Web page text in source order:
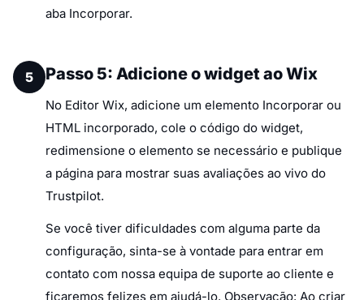
aba Incorporar.
5 Passo 5: Adicione o widget ao Wix
No Editor Wix, adicione um elemento Incorporar ou
HTML incorporado, cole o código do widget,
redimensione o elemento se necessário e publique
a página para mostrar suas avaliações ao vivo do
Trustpilot.
Se você tiver dificuldades com alguma parte da
configuração, sinta-se à vontade para entrar em
contato com nossa equipa de suporte ao cliente e
ficaremos felizes em ajudá-lo. Observação: Ao criar